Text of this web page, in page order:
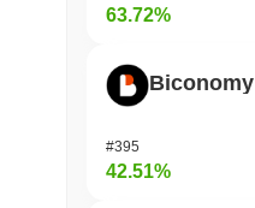
63.72%
Biconomy
#395
42.51%